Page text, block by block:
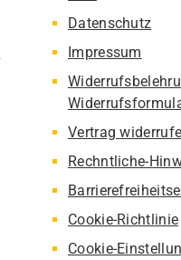
Datenschutz
Impressum
Vertrag
Rechntliche-
Cookie-Richtlinie
Cookie-